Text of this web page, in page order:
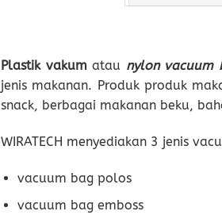
Plastik vakum atau nylon vacuum
jenis makanan. Produk produk
snack, berbagai makanan beku,
WIRATECH menyediakan 3 jenis
vacuum bag polos
vacuum bag emboss